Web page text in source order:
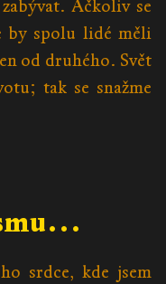
Ačkoliv se
by spolu lidé měli
od druhého. Svět
tak se snažme
srdce, kde jsem